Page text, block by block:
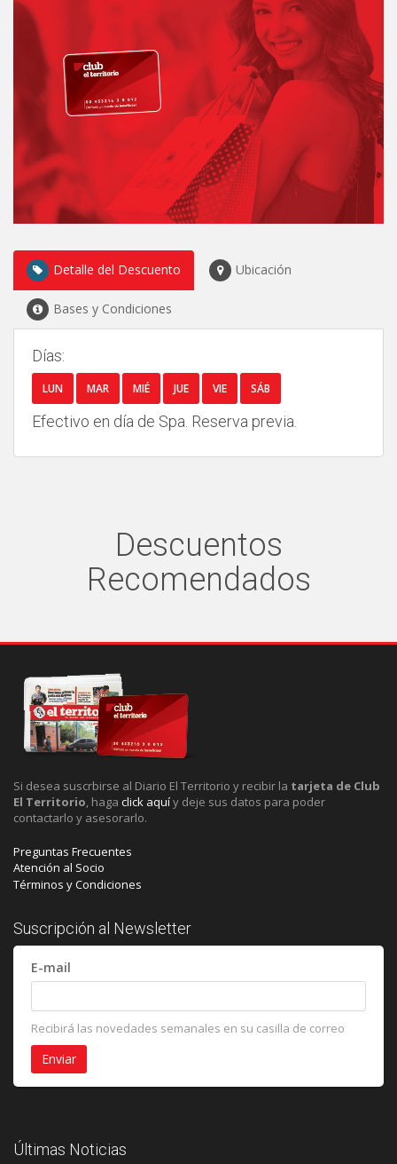
Circuitos
Detalle del Descuento Ubicación
Bases y Condiciones
Días:
LUN MAR MIÉ JUE VIE SÁB
Efectivo en día de Spa. Reserva previa.
Descuentos
Recomendados
Si desea suscrbirse al Diario El Territorio y recibir la tarjeta de Club
El Territorio , haga click aquíy deje sus datos para poder
contactarlo y asesorarlo.
Preguntas Frecuentes
Atención al Socio
Términos y Condiciones
Suscripción al Newsletter
E-mail
Recibirá las novedades semanales en su casilla de correo
Últimas Noticias